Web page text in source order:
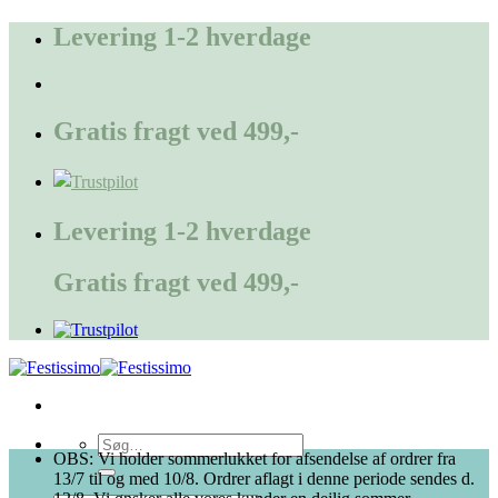
FortsætLevering 1-2 hverdage
Gratis fragt ved 499,-
Levering 1-2 hverdage
Gratis fragt ved 499,-
Søg
efter:
OBS: Vi holder sommerlukket for afsendelse af ordrer fra
13/7 til og med 10/8. Ordrer aflagt i denne periode sendes d.